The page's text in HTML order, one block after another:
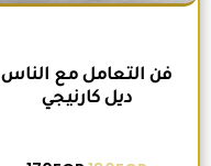
فن التعامل مع الناس
ديل كارنيجي